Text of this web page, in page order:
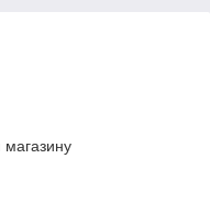
магазину